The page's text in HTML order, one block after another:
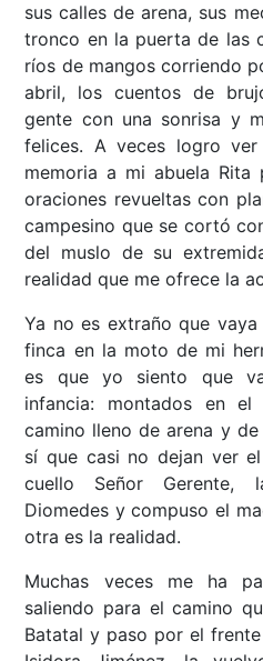
sus calles de arena, sus
tronco en la puerta de las
ríos de mangos corriendo
abril, los cuentos de
gente con una sonrisa y
felices. A veces logro
memoria a mi abuela Rita
oraciones revueltas con
campesino que se cortó
del muslo de su
realidad que me ofrece la
Ya no es extraño que
finca en la moto de mi
es que yo siento que
infancia: montados en
camino lleno de arena y
sí que casi no dejan ver
cuello Señor Gerente,
Diomedes y compuso el
otra es la realidad.
Muchas veces me ha
saliendo para el camino
Batatal y paso por el